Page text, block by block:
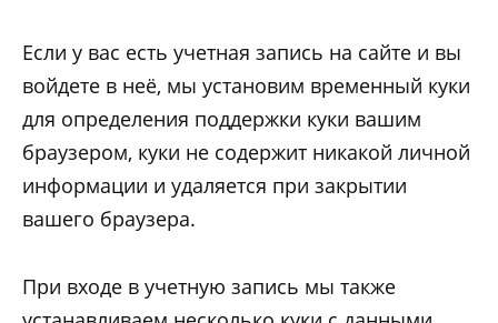
Если у вас есть учетная запись на сайте и вы
войдете в неё, мы установим временный куки
для определения поддержки куки вашим
браузером, куки не содержит никакой личной
информации и удаляется при закрытии
вашего браузера.
При входе в учетную запись мы также